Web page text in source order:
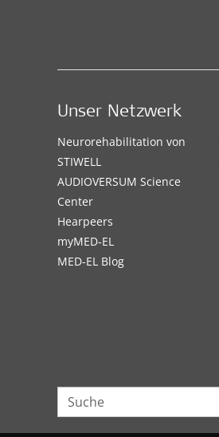
Unser Netzwerk
Neurorehabilitation von
STIWELL
AUDIOVERSUM Science
Center
Hearpeers
myMED‑EL
MED-EL Blog